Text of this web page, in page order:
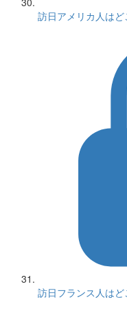
訪日アメリカ人は
訪日フランス人は